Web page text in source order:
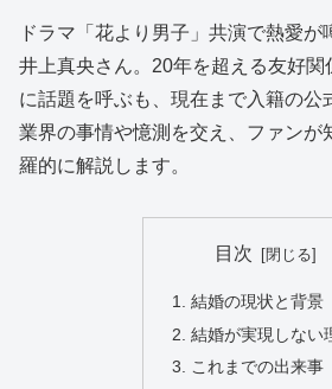
ドラマ「花より男子」共演で熱愛が
井上真央さん。20年を超える友好関
に話題を呼ぶも、現在まで入籍の公
業界の事情や憶測を交え、ファンが
羅的に解説します。
目次
結婚の現状と背景
結婚が実現しない
これまでの出来事